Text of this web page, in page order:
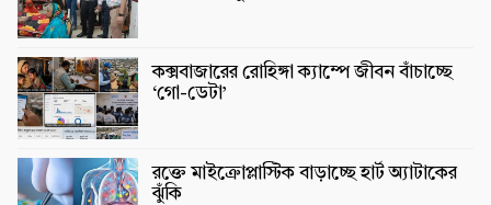
কক্সবাজারের রোহিঙ্গা ক্যাম্পে জীবন বাঁচাচ্ছে
‘গো-ডেটা’
রক্তে মাইক্রোপ্লাস্টিক বাড়াচ্ছে হার্ট অ্যাটাকের
ঝুঁকি